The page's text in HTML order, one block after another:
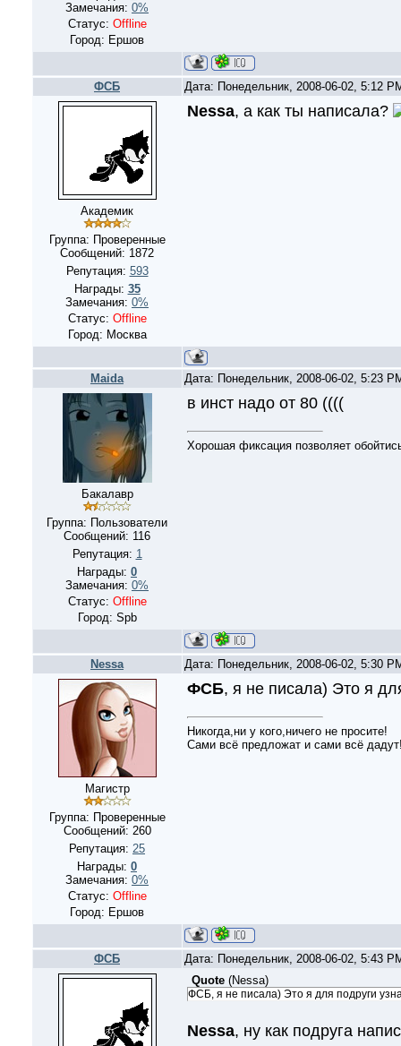
Замечания: 0%
Статус: Offline
Город: Ершов
ФСБ Дата: Понедельник, 2008-06-02, 5:12
Академик
Группа: Проверенные
Сообщений: 1872
Репутация: 593
Награды: 35
Замечания: 0%
Статус: Offline
Город: Москва
Nessa, а как ты написала?
Maida Дата: Понедельник, 2008-06-02, 5:23
Бакалавр
Группа: Пользователи
Сообщений: 116
Репутация: 1
Награды: 0
Замечания: 0%
Статус: Offline
Город: Spb
в инст надо от 80 ((((
Хорошая фиксация позволяет
Nessa Дата: Понедельник, 2008-06-02, 5:30
Магистр
Группа: Проверенные
Сообщений: 260
Репутация: 25
Награды: 0
Замечания: 0%
Статус: Offline
Город: Ершов
ФСБ, я не писала) Это я
Никогда,ни у кого,ничего не просите!
Сами всё предложат и сами всё
ФСБ Дата: Понедельник, 2008-06-02, 5:43
Quote(Nessa)
ФСБ, я не писала) Это я для подруги
Nessa, ну как подруга